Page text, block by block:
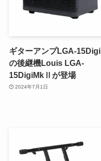
ギターアンプLGA-15Digi
の後継機Louis LGA-
15DigiMkⅡが登場
2024年7月1日